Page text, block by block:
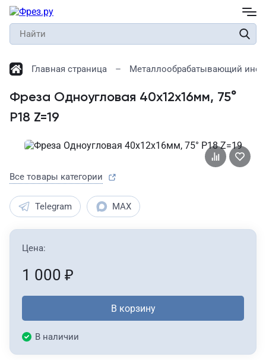
Главная страница Металлообрабатывающий
Фреза Одноугловая 40х12х16мм, 75°
Р18 Z=19
Все товары категории
Telegram MAX
Цена:
1 000 ₽
В корзину
В наличии